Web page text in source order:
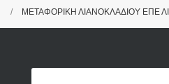
ΜΕΤΑΦΟΡΙΚΗ ΛΙΑΝΟΚΛΑΔΙΟΥ ΕΠΕ